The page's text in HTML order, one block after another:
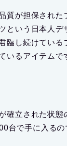
質が担保された
という日本人デ
臨し続けている
いるアイテムで
確立された状態
台で手に入るの